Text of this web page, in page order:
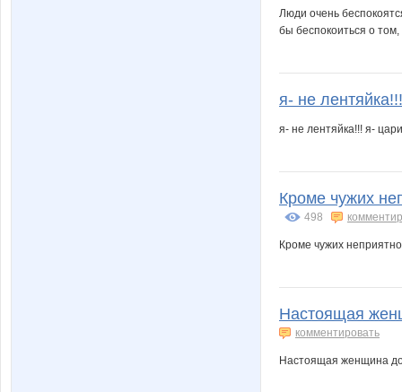
Люди очень
бы беспокоиться о
я- не
я- не лентяйка!!! я-
Кроме чужих
498
Кроме чужих
Настоящая
комментировать
Настоящая женщина